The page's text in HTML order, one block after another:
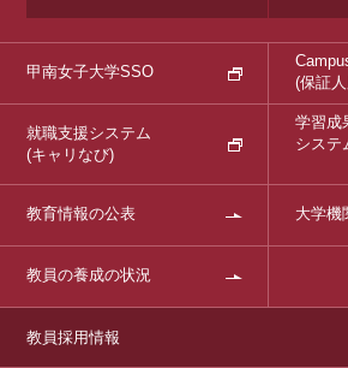
甲南女子大学SSO
(保証
就職支援システム
(キャリなび)
学習成
システ
教育情報の公表 大学機
教員の養成の状況
教員採用情報